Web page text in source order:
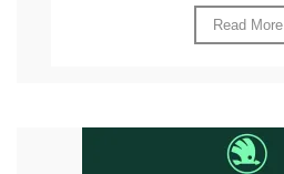
Read More